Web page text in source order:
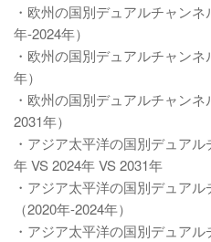
・欧州の国別デュアルチャン
年-2024年）
・欧州の国別デュアルチャン
年）
・欧州の国別デュアルチャン
2031年）
・アジア太平洋の国別デュア
年 VS 2024年 VS 2031年
・アジア太平洋の国別デュア
（2020年-2024年）
・アジア太平洋の国別デュア